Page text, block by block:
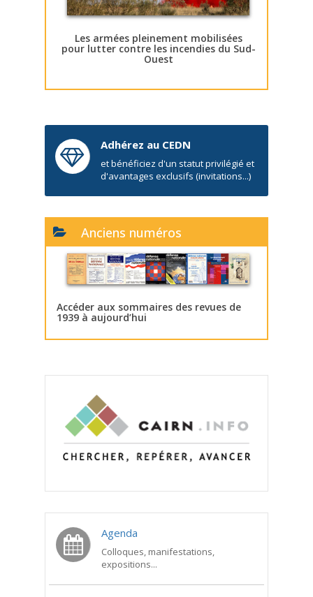
Les armées pleinement mobilisées
pour lutter contre les incendies du Sud-
Ouest
Adhérez au CEDN
et bénéficiez d'un statut privilégié et
d'avantages exclusifs (invitations...)
Anciens numéros
Accéder aux sommaires des revues de
1939 à aujourd’hui
Agenda
Colloques, manifestations,
expositions...